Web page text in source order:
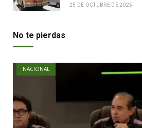
25 DE OCTUBRE DE 2025
No te pierdas
NACIONAL